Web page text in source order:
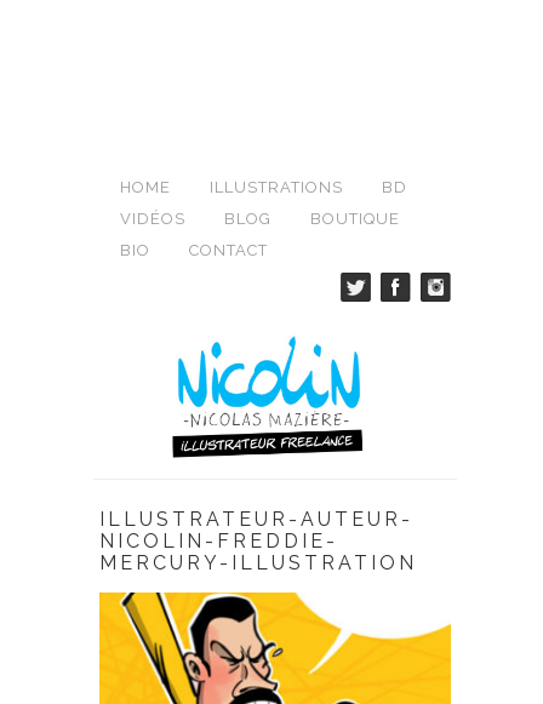
HOME ILLUSTRATIONS
BD
VIDÉOS
BLOG
BOUTIQUE
BIO
CONTACT
ILLUSTRATEUR-AUTEUR-
NICOLIN-FREDDIE-
MERCURY-ILLUSTRATION